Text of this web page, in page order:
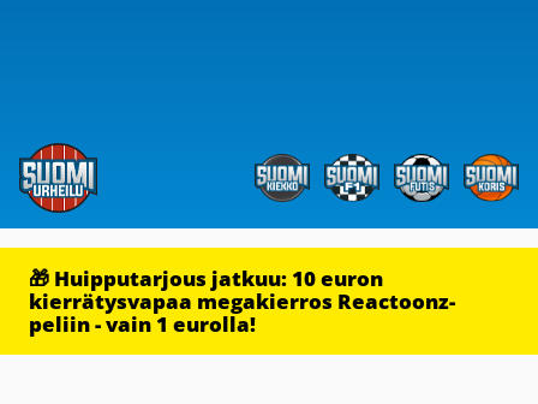
🎁 Huipputarjous jatkuu: 10 euron
kierrätysvapaa megakierros Reactoonz-
peliin - vain 1 eurolla!